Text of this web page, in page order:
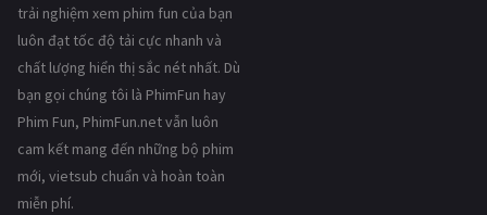
trải nghiệm xem phim fun của bạn
luôn đạt tốc độ tải cực nhanh và
chất lượng hiển thị sắc nét nhất. Dù
bạn gọi chúng tôi là PhimFun hay
Phim Fun, PhimFun.net vẫn luôn
cam kết mang đến những bộ phim
mới, vietsub chuẩn và hoàn toàn
miễn phí.